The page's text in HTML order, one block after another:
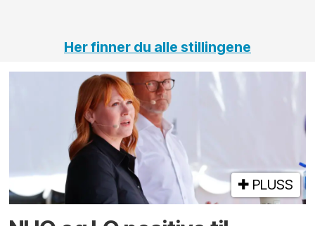
Her finner du alle stillingene
PLUSS